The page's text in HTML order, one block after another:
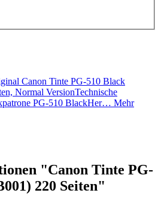
Canon Tinte PG-510 Black
Normal VersionTechnische
PG-510 BlackHer… Mehr
"Canon Tinte PG-
220 Seiten"